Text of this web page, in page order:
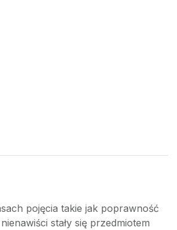
pojęcia takie jak poprawność
stały się przedmiotem